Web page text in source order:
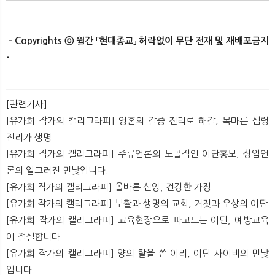
- Copyrights ⓒ 월간 「현대종교」 허락없이 무단 전재 및 재배포금지
-
[관련기사]
[유가희 작가의 캘리그라피] 영혼의 갈증 진리로 해갈, 목마른 심령
진리가 생명
[유가희 작가의 캘리그라피] 주류언론의 노골적인 이단홍보, 상업언
론의 일그러진 민낯입니다.
[유가희 작가의 캘리그라피] 올바른 신앙, 건강한 가정
[유가희 작가의 캘리그라피] 부활과 생명의 교회, 거짓과 우상의 이단
[유가희 작가의 캘리그라피] 교육현장으로 파고드는 이단, 예방교육
이 절실합니다
[유가희 작가의 캘리그라피] 양의 탈을 쓴 이리, 이단 사이비의 민낯
입니다